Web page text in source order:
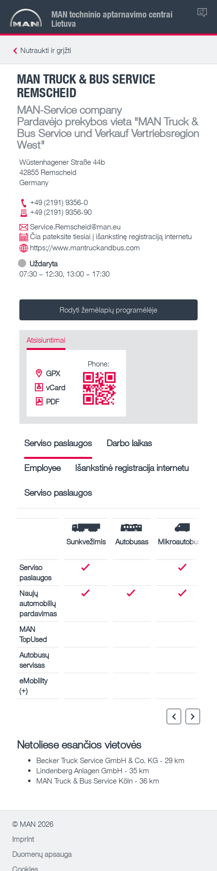
MAN techninio aptarnavimo centrai
Lietuva
LT
Nutraukti ir grįžti
MAN TRUCK & BUS SERVICE
REMSCHEID
MAN-Service company
Pardavėjo prekybos vieta"MAN Truck &
Bus Service und Verkauf Vertriebsregion
West"
Wüstenhagener Straße 44b
42855 Remscheid
Germany
+49 (2191) 9356-0
+49 (2191) 9356-90
Service.Remscheid@man.eu
Čia pateksite tiesiai į išankstinę registraciją internetu
https://www.mantruckandbus.com
Uždaryta
07:30 – 12:30, 13:00 – 17:30
Rodyti žemėlapių programėlėje
Atsisiuntimai
GPX
vCard
PDF
Phone:
Serviso paslaugos Darbo laikas
Employee Išankstinė registracija internetu
Serviso paslaugos
Sunkvežimis Autobusas Mikroautobusas
Serviso
paslaugos
Naujų
automobilių
pardavimas
MAN
TopUsed
Autobusų
servisas
eMobility
(+)
Netoliese esančios vietovės
Becker Truck Service GmbH & Co. KG - 29 km
Lindenberg Anlagen GmbH - 35 km
MAN Truck & Bus Service Köln - 36 km
© MAN 2026
Imprint
Duomenų apsauga
Cookies